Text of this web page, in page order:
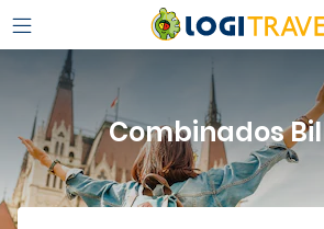
Combinados